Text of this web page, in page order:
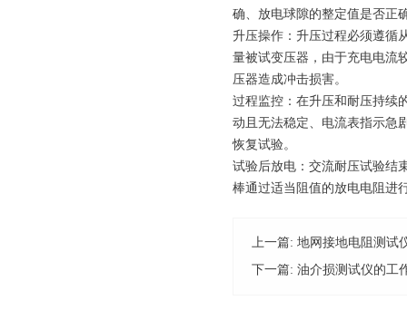
确、放电球隙的整定值是否正
升压操作：升压过程必须遵循
量被试变压器，由于充电电流
压器造成冲击损害。
过程监控：在升压和耐压持续
动且无法稳定、电流表指示急
恢复试验。
试验后放电：交流耐压试验结
棒通过适当阻值的放电电阻进
上一篇: 地网接地电阻测试
下一篇: 油介损测试仪的工